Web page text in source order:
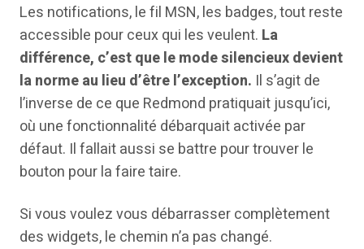
Les notifications, le fil MSN, les badges, tout reste
accessible pour ceux qui les veulent. La
différence, c’est que le mode silencieux devient
la norme au lieu d’être l’exception. Il s’agit de
l’inverse de ce que Redmond pratiquait jusqu’ici,
où une fonctionnalité débarquait activée par
défaut. Il fallait aussi se battre pour trouver le
bouton pour la faire taire.
Si vous voulez vous débarrasser complètement
des widgets, le chemin n’a pas changé.